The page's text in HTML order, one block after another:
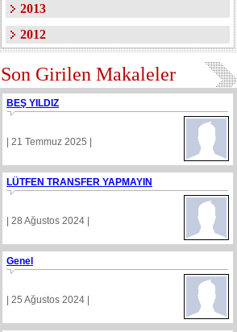
2013
2012
Son Girilen Makaleler
BEŞ YILDIZ
| 21 Temmuz 2025 |
LÜTFEN TRANSFER YAPMAYIN
| 28 Ağustos 2024 |
Genel
| 25 Ağustos 2024 |